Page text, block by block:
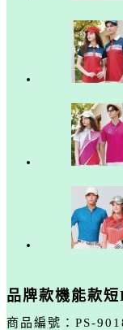
品牌款機能款
商品編號： PS-